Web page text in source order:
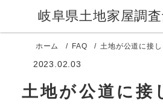
岐阜県土地家屋調
ホーム FAQ 土地が公道に接
2023.02.03
土地が公道に接